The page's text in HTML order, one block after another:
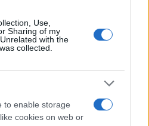
Use,
Sharing of my
with the
collected.
to enable storage
cookies on web or